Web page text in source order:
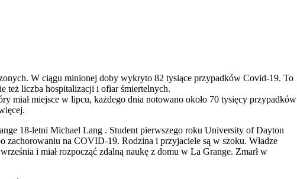
W ciągu minionej doby wykryto 82 tysiące przypadków Covid-19. To
też liczba hospitalizacji i ofiar śmiertelnych.
miał miejsce w lipcu, każdego dnia notowano około 70 tysięcy przypadków
18-letni Michael Lang . Student pierwszego roku University of Dayton
zachorowaniu na COVID-19. Rodzina i przyjaciele są w szoku. Władze
i miał rozpocząć zdalną naukę z domu w La Grange. Zmarł w